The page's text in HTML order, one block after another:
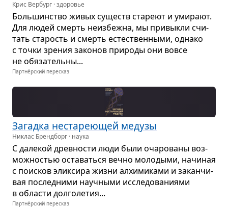
Крис Вербург · здоровье
Боль­шин­ство живых существ ста­реют и уми­рают.
Для людей смерть неиз­бежна, мы при­выкли счи­
тать ста­рость и смерть есте­ствен­ными, однако
с точки зре­ния зако­нов при­роды они вовсе
не обя­за­тельны...
Партнёрский пересказ
Загадка неста­ре­ю­щей медузы
Никлас Брендборг · наука
С дале­кой древ­но­сти люди были оча­ро­ваны воз­
мож­но­стью оста­ваться вечно моло­дыми, начи­ная
с поис­ков элик­сира жизни алхи­ми­ками и закан­чи­
вая послед­ними науч­ными иссле­до­ва­ни­ями
в обла­сти дол­го­ле­тия...
Партнёрский пересказ